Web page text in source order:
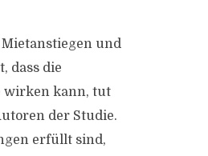
und
dass die
wirken kann, tut
der Studie.
erfüllt sind,